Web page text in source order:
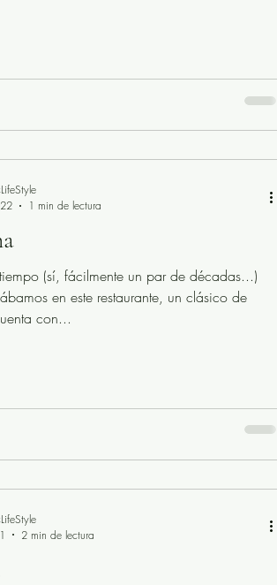
(sí, fácilmente un par de décadas...)
en este restaurante, un clásico de
con...
1 min de lectura
2 min de lectura